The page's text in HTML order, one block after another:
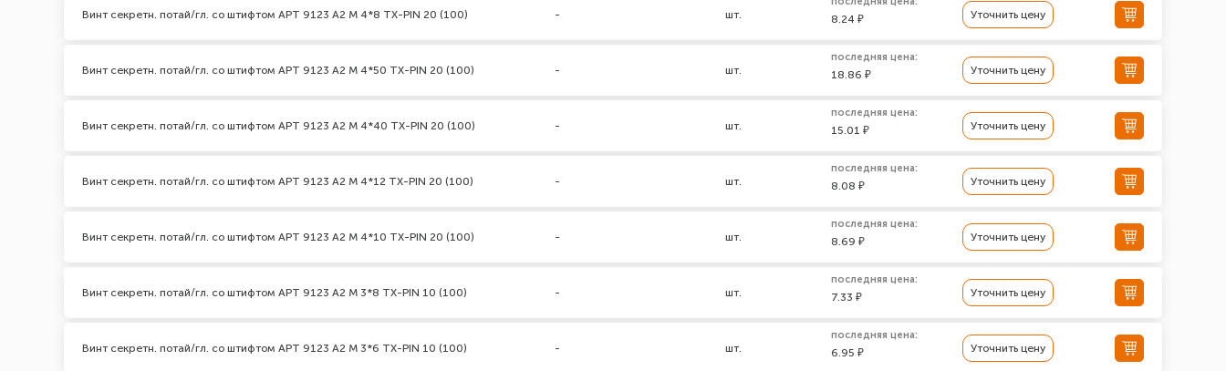
Винт секретн. потай/гл. со штифтом АРТ 9123 А2 M 4*8 TX-PIN 20 (100) - шт. 8.24 ₽ Уточнить цену
Винт секретн. потай/гл. со штифтом АРТ 9123 А2 M 4*50 TX-PIN 20 (100) - шт.
последняя цена:
18.86 ₽ Уточнить цену
Винт секретн. потай/гл. со штифтом АРТ 9123 А2 M 4*40 TX-PIN 20 (100) - шт.
последняя цена:
15.01 ₽ Уточнить цену
Винт секретн. потай/гл. со штифтом АРТ 9123 А2 M 4*12 TX-PIN 20 (100) - шт.
последняя цена:
8.08 ₽ Уточнить цену
Винт секретн. потай/гл. со штифтом АРТ 9123 А2 M 4*10 TX-PIN 20 (100) - шт.
последняя цена:
8.69 ₽ Уточнить цену
Винт секретн. потай/гл. со штифтом АРТ 9123 А2 M 3*8 TX-PIN 10 (100) - шт.
последняя цена:
7.33 ₽ Уточнить цену
Винт секретн. потай/гл. со штифтом АРТ 9123 А2 M 3*6 TX-PIN 10 (100) - шт.
последняя цена:
6.95 ₽ Уточнить цену